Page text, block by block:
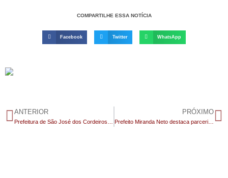
COMPARTILHE ESSA NOTÍCIA
Facebook Twitter WhatsApp
ANTERIOR PRÓXIMO